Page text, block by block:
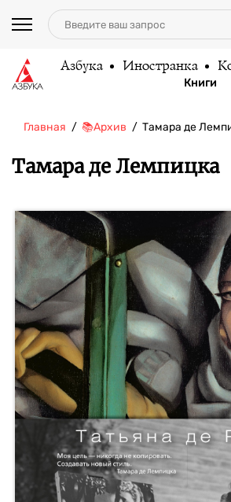
Азбука Иностранка
Книги
Главная 📚Архив Тамара де
Тамара де Лемпицка